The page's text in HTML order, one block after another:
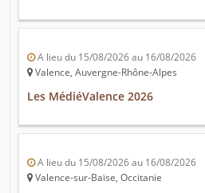
A lieu du 15/08/2026 au 16/08/2026
Valence, Auvergne-Rhône-Alpes
Les MédiéValence 2026
A lieu du 15/08/2026 au 16/08/2026
Valence-sur-Baïse, Occitanie